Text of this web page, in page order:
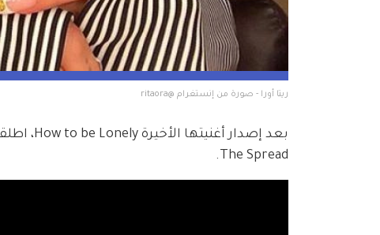
ريتا أورا - صورة من إنستغرام @ritaora
The Spread.